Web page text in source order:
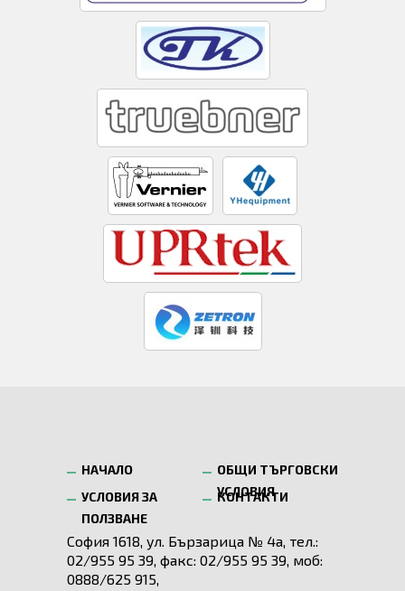
НАЧАЛО
ОБЩИ ТЪРГОВСКИ
УСЛОВИЯ
УСЛОВИЯ ЗА
ПОЛЗВАНЕ
КОНТАКТИ
София 1618, ул. Бързарица № 4а, тел.:
02/955 95 39, факс: 02/955 95 39, моб:
0888/625 915,